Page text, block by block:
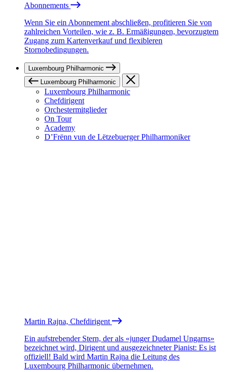
Abonnements
Wenn Sie ein Abonnement abschließen, profitieren Sie von
zahlreichen Vorteilen, wie z. B. Ermäßigungen, bevorzugtem
Zugang zum Kartenverkauf und flexibleren
Stornobedingungen.
Luxembourg Philharmonic
Luxembourg Philharmonic
Luxembourg Philharmonic
Chefdirigent
Orchestermitglieder
On Tour
Academy
D’Frënn vun de Lëtzebuerger Philharmoniker
Martin Rajna, Chefdirigent
Ein aufstrebender Stern, der als «junger Dudamel Ungarns»
bezeichnet wird, Dirigent und ausgezeichneter Pianist: Es ist
offiziell! Bald wird Martin Rajna die Leitung des
Luxembourg Philharmonic übernehmen.